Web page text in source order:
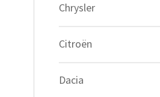
Chrysler
Citroën
Dacia